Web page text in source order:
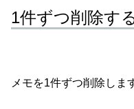
1件ずつ削除す
メモを1件ずつ削除しま